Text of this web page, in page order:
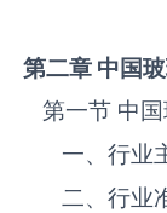
第二章 中国
第一节 中
一、行业
二、行业